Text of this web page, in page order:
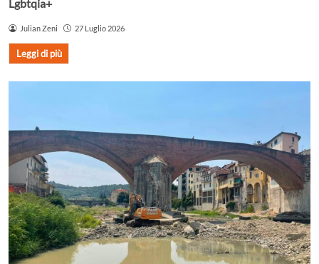
Lgbtqia+
Julian Zeni 27 Luglio 2026
Leggi di più